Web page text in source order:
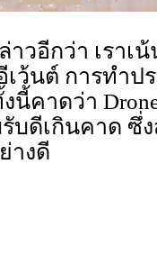
า เราเน้น
เว้นต์ การทำ
คาดว่า Drone
บดีเกินคาด ซึ่
างดี